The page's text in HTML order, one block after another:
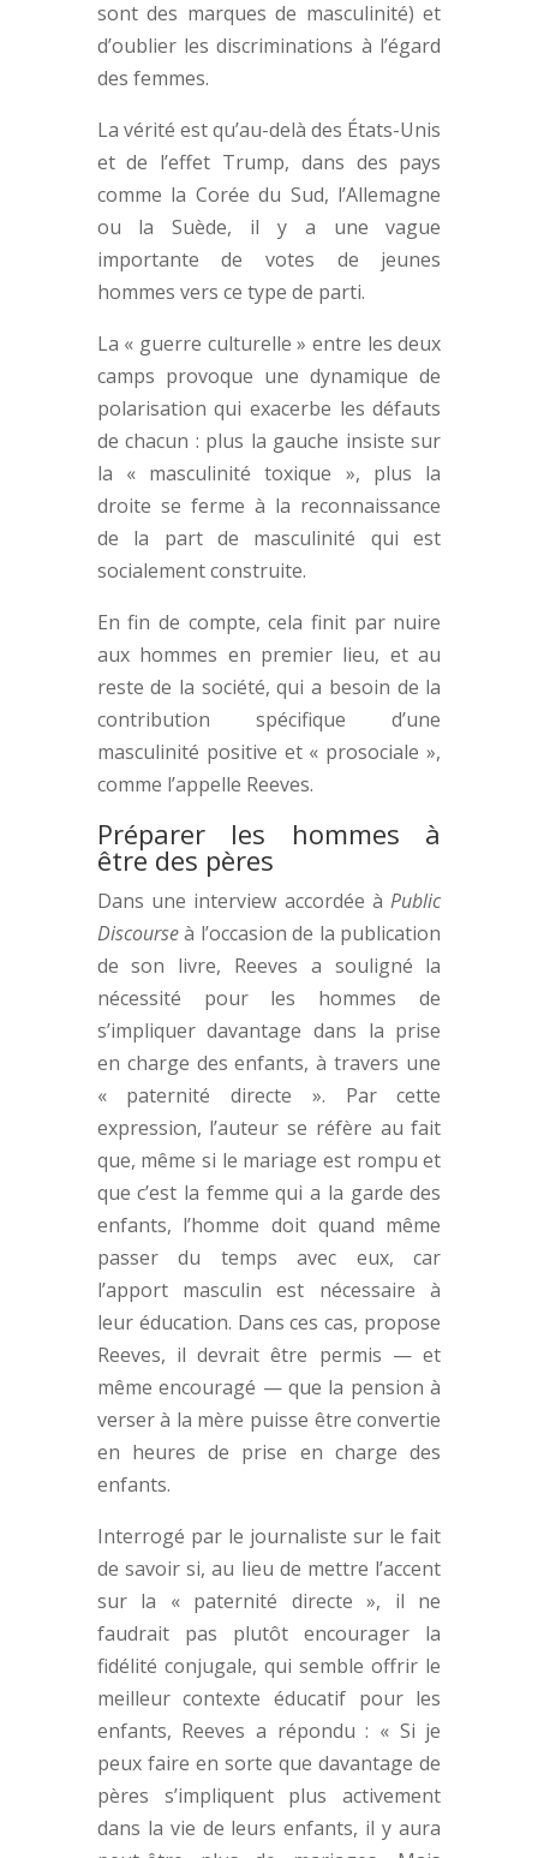
sont des marques de masculinité) et
d’oublier les discriminations à l’égard
des femmes.
La vérité est qu’au-delà des États-Unis
et de l’effet Trump, dans des pays
comme la Corée du Sud, l’Allemagne
ou la Suède, il y a une vague
importante de votes de jeunes
hommes vers ce type de parti.
La « guerre culturelle » entre les deux
camps provoque une dynamique de
polarisation qui exacerbe les défauts
de chacun : plus la gauche insiste sur
la « masculinité toxique », plus la
droite se ferme à la reconnaissance
de la part de masculinité qui est
socialement construite.
En fin de compte, cela finit par nuire
aux hommes en premier lieu, et au
reste de la société, qui a besoin de la
contribution spécifique d’une
masculinité positive et « prosociale »,
comme l’appelle Reeves.
Préparer les hommes à
être des pères
Dans une interview accordée àPublic
Discourseà l’occasion de la publication
de son livre, Reeves a souligné la
nécessité pour les hommes de
s’impliquer davantage dans la prise
en charge des enfants, à travers une
« paternité directe ». Par cette
expression, l’auteur se réfère au fait
que, même si le mariage est rompu et
que c’est la femme qui a la garde des
enfants, l’homme doit quand même
passer du temps avec eux, car
l’apport masculin est nécessaire à
leur éducation. Dans ces cas, propose
Reeves, il devrait être permis — et
même encouragé — que la pension à
verser à la mère puisse être convertie
en heures de prise en charge des
enfants.
Interrogé par le journaliste sur le fait
de savoir si, au lieu de mettre l’accent
sur la « paternité directe », il ne
faudrait pas plutôt encourager la
fidélité conjugale, qui semble offrir le
meilleur contexte éducatif pour les
enfants, Reeves a répondu : « Si je
peux faire en sorte que davantage de
pères s’impliquent plus activement
dans la vie de leurs enfants, il y aura